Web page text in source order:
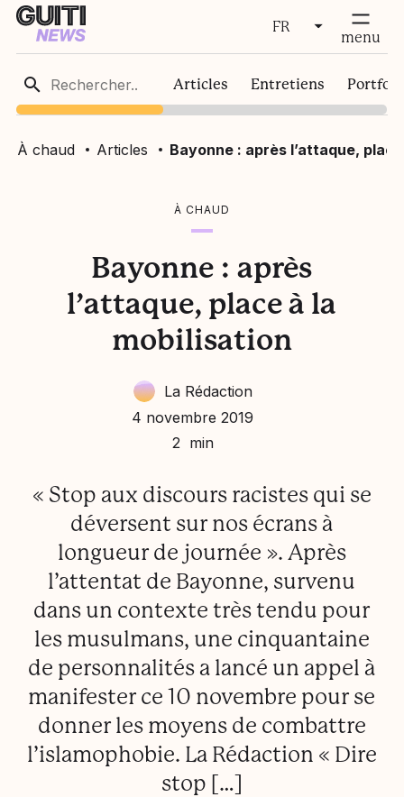
FR
FR
EN
fermer menu
Articles Entretiens
À chaud Articles Bayonne : après l’attaque,
À CHAUD
Bayonne : après
l’attaque, place à la
mobilisation
La Rédaction
4 novembre 2019
2 min
« Stop aux discours racistes qui se
déversent sur nos écrans à
longueur de journée ». Après
l’attentat de Bayonne, survenu
dans un contexte très tendu pour
les musulmans, une cinquantaine
de personnalités a lancé un appel à
manifester ce 10 novembre pour se
donner les moyens de combattre
l’islamophobie. La Rédaction « Dire
stop […]